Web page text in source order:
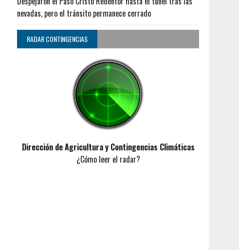
nevadas, pero el tránsito permanece cerrado
RADAR CONTINGENCIAS
Dirección de Agricultura y Contingencias Climáticas
¿Cómo leer el radar?